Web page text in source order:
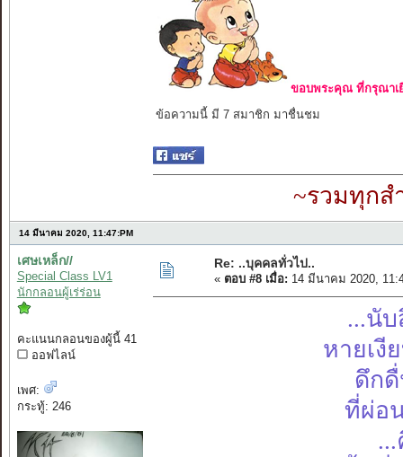
ขอบพระคุณ ที่กรุณาเ
ข้อความนี้ มี 7 สมาชิก มาชื่นชม
~รวมทุกส
14 มีนาคม 2020, 11:47:PM
เศษเหล็ก//
Special Class LV1
นักกลอนผู้เร่ร่อน
คะแนนกลอนของผู้นี้ 41
ออฟไลน์
เพศ:
กระทู้: 246
Re: ..บุคคลทั่วไป..
« ตอบ #8 เมื่อ: 14 มีนาคม 2020,
...นั
หายเงี
ดึกดื่
ที่ผ่อ